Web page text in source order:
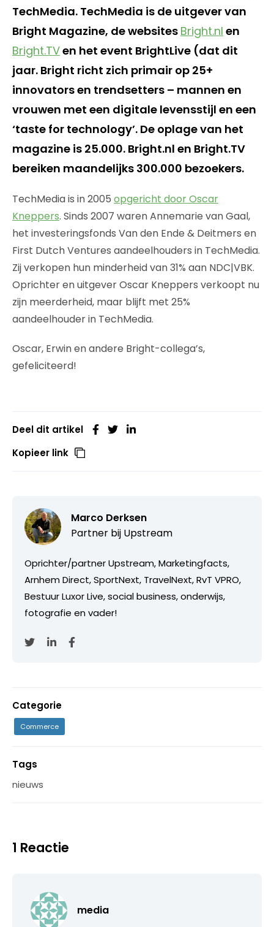
TechMedia. TechMedia is de uitgever van
Bright Magazine, de websites Bright.nl en
Bright.TVen het event BrightLive (dat dit
jaar. Bright richt zich primair op 25+
innovators en trendsetters – mannen en
vrouwen met een digitale levensstijl en een
‘taste for technology’. De oplage van het
magazine is 25.000. Bright.nl en Bright.TV
bereiken maandelijks 300.000 bezoekers.
TechMedia is in 2005 opgericht door Oscar
Kneppers. Sinds 2007 waren Annemarie van Gaal,
het investeringsfonds Van den Ende & Deitmers en
First Dutch Ventures aandeelhouders in TechMedia.
Zij verkopen hun minderheid van 31% aan NDC|VBK.
Oprichter en uitgever Oscar Kneppers verkoopt nu
zijn meerderheid, maar blijft met 25%
aandeelhouder in TechMedia.
Oscar, Erwin en andere Bright-collega’s,
gefeliciteerd!
Deel dit artikel
Kopieer link
Marco Derksen
Partner bij Upstream
Oprichter/partner Upstream, Marketingfacts,
Arnhem Direct, SportNext, TravelNext, RvT VPRO,
Bestuur Luxor Live, social business, onderwijs,
fotografie en vader!
Categorie
Commerce
Tags
nieuws
1 Reactie
media